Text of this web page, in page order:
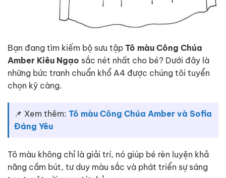
Bạn đang tìm kiếm bộ sưu tập Tô màu Công Chúa
Amber Kiêu Ngạo sắc nét nhất cho bé? Dưới đây là
những bức tranh chuẩn khổ A4 được chúng tôi tuyển
chọn kỹ càng.
📌 Xem thêm: Tô màu Công Chúa Amber và Sofia
Đáng Yêu
Tô màu không chỉ là giải trí, nó giúp bé rèn luyện khả
năng cầm bút, tư duy màu sắc và phát triển sự sáng